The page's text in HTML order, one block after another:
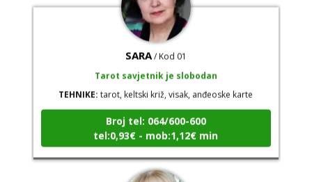
SARA/ Kod 01
TEHNIKE: tarot, keltski križ, visak, anđeoske karte
Broj tel: 064/600-600
tel:0,93€ - mob:1,12€ min